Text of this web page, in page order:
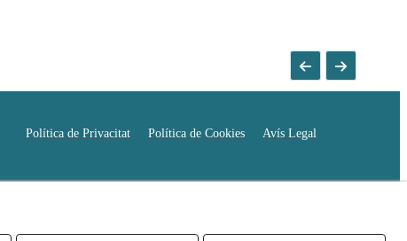
Avís Legal
Política de Cookies
Política de Privacitat